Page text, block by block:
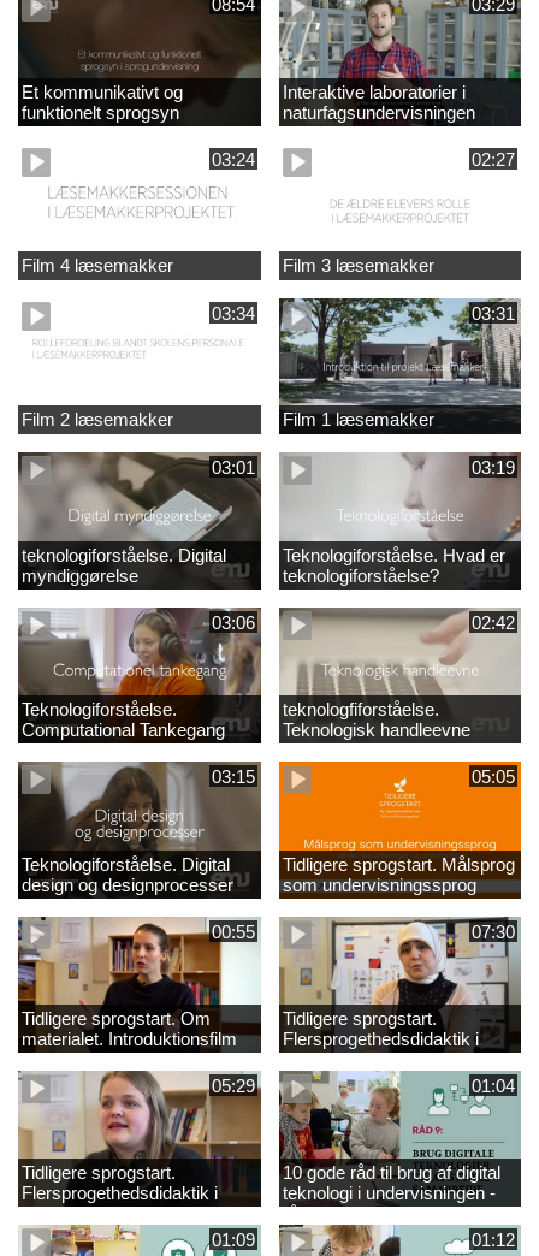
08:54
Et kommunikativt og
funktionelt sprogsyn
03:29
Interaktive laboratorier i
naturfagsundervisningen
03:24
Film 4 læsemakker
02:27
Film 3 læsemakker
03:34
Film 2 læsemakker
03:31
Film 1 læsemakker
03:01
teknologiforståelse. Digital
myndiggørelse
03:19
Teknologiforståelse. Hvad er
teknologiforståelse?
03:06
Teknologiforståelse.
Computational Tankegang
02:42
teknologfiforståelse.
Teknologisk handleevne
03:15
Teknologiforståelse. Digital
design og designprocesser
05:05
Tidligere sprogstart. Målsprog
som undervisningssprog
00:55
Tidligere sprogstart. Om
materialet. Introduktionsfilm
07:30
Tidligere sprogstart.
Flersprogethedsdidaktik i
fransk og tysk
05:29
Tidligere sprogstart.
Flersprogethedsdidaktik i
engelsk
01:04
10 gode råd til brug af digital
teknologi i undervisningen -
råd 9
01:09
01:12